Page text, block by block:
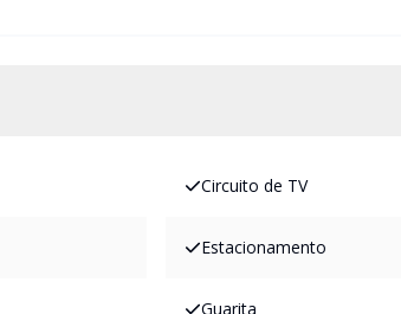
Circuito de TV
Estacionamento
Guarita